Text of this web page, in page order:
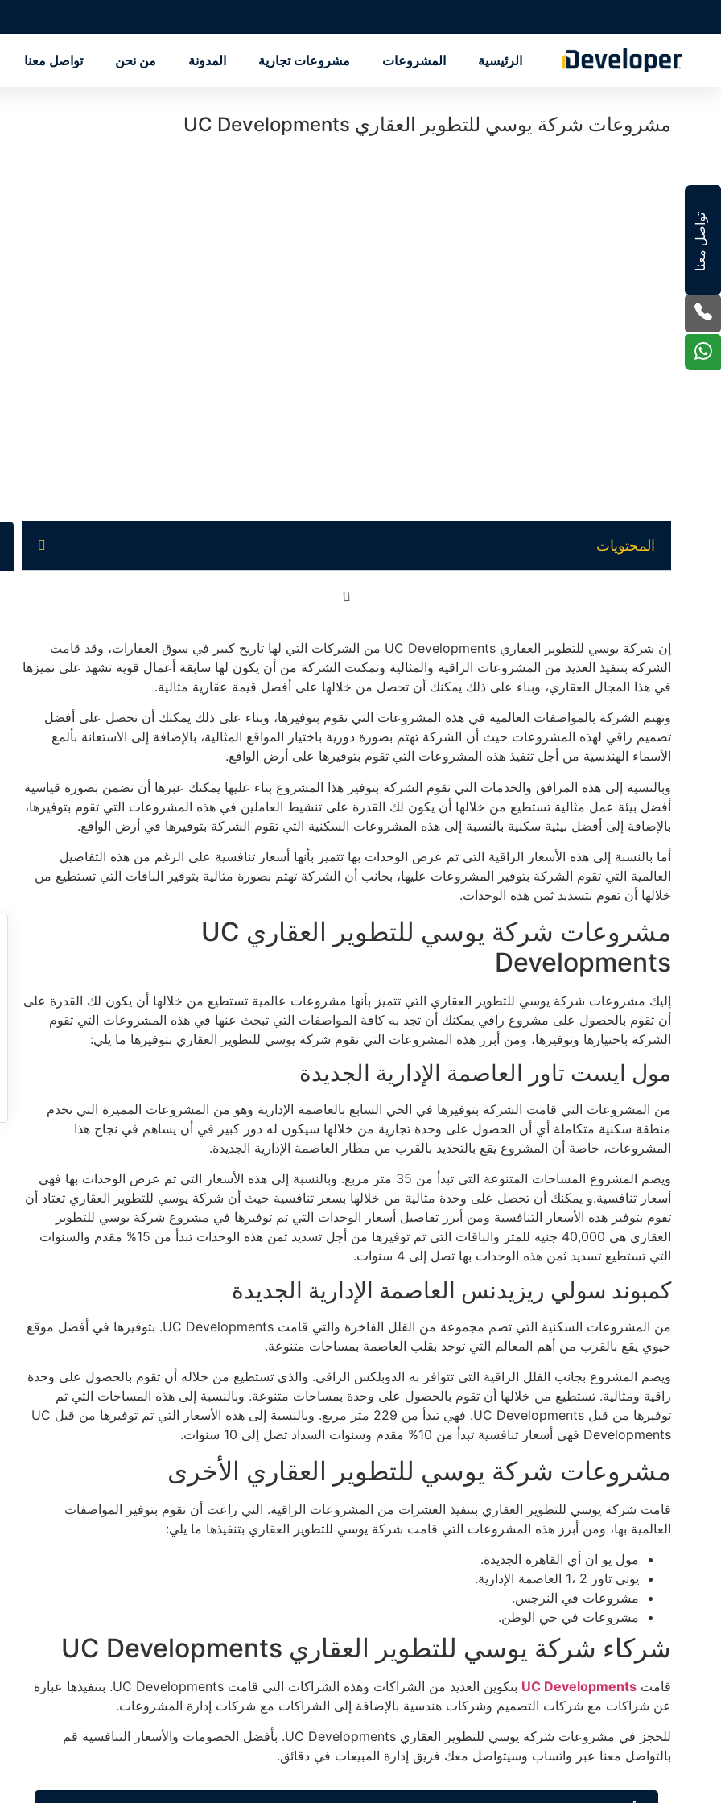
الرئيسية المشروعات مشروعات تجارية المدونة من نحن تواصل معنا
مشروعات شركة يوسي للتطوير العقاري UC Developments
تواصل معنا
المحتويات
إن شركة يوسي للتطوير العقاري UC Developments من الشركات التي لها تاريخ كبير في سوق العقارات، وقد قامت
الشركة بتنفيذ العديد من المشروعات الراقية والمثالية وتمكنت الشركة من أن يكون لها سابقة أعمال قوية تشهد على تميزها
في هذا المجال العقاري، وبناء على ذلك يمكنك أن تحصل من خلالها على أفضل قيمة عقارية مثالية.
وتهتم الشركة بالمواصفات العالمية في هذه المشروعات التي تقوم بتوفيرها، وبناء على ذلك يمكنك أن تحصل على أفضل
تصميم راقي لهذه المشروعات حيث أن الشركة تهتم بصورة دورية باختيار المواقع المثالية، بالإضافة إلى الاستعانة بألمع
الأسماء الهندسية من أجل تنفيذ هذه المشروعات التي تقوم بتوفيرها على أرض الواقع.
وبالنسبة إلى هذه المرافق والخدمات التي تقوم الشركة بتوفير هذا المشروع بناء عليها يمكنك عبرها أن تضمن بصورة قياسية
أفضل بيئة عمل مثالية تستطيع من خلالها أن يكون لك القدرة على تنشيط العاملين في هذه المشروعات التي تقوم بتوفيرها،
بالإضافة إلى أفضل بيئية سكنية بالنسبة إلى هذه المشروعات السكنية التي تقوم الشركة بتوفيرها في أرض الواقع.
أما بالنسبة إلى هذه الأسعار الراقية التي تم عرض الوحدات بها تتميز بأنها أسعار تنافسية على الرغم من هذه التفاصيل
العالمية التي تقوم الشركة بتوفير المشروعات عليها، بجانب أن الشركة تهتم بصورة مثالية بتوفير الباقات التي تستطيع من
خلالها أن تقوم بتسديد ثمن هذه الوحدات.
مشروعات شركة يوسي للتطوير العقاري UC
Developments
إليك مشروعات شركة يوسي للتطوير العقاري التي تتميز بأنها مشروعات عالمية تستطيع من خلالها أن يكون لك القدرة على
أن تقوم بالحصول على مشروع راقي يمكنك أن تجد به كافة المواصفات التي تبحث عنها في هذه المشروعات التي تقوم
الشركة باختيارها وتوفيرها، ومن أبرز هذه المشروعات التي تقوم شركة يوسي للتطوير العقاري بتوفيرها ما يلي:
مول ايست تاور العاصمة الإدارية الجديدة
من المشروعات التي قامت الشركة بتوفيرها في الحي السابع بالعاصمة الإدارية وهو من المشروعات المميزة التي تخدم
منطقة سكنية متكاملة أي أن الحصول على وحدة تجارية من خلالها سيكون له دور كبير في أن يساهم في نجاح هذا
المشروعات، خاصة أن المشروع يقع بالتحديد بالقرب من مطار العاصمة الإدارية الجديدة.
ويضم المشروع المساحات المتنوعة التي تبدأ من 35 متر مربع. وبالنسبة إلى هذه الأسعار التي تم عرض الوحدات بها فهي
أسعار تنافسية.و يمكنك أن تحصل على وحدة مثالية من خلالها بسعر تنافسية حيث أن شركة يوسي للتطوير العقاري تعتاد أن
تقوم بتوفير هذه الأسعار التنافسية ومن أبرز تفاصيل أسعار الوحدات التي تم توفيرها في مشروع شركة يوسي للتطوير
العقاري هي 40,000 جنيه للمتر والباقات التي تم توفيرها من أجل تسديد ثمن هذه الوحدات تبدأ من 15% مقدم والسنوات
التي تستطيع تسديد ثمن هذه الوحدات بها تصل إلى 4 سنوات.
كمبوند سولي ريزيدنس العاصمة الإدارية الجديدة
من المشروعات السكنية التي تضم مجموعة من الفلل الفاخرة والتي قامت UC Developments. بتوفيرها في أفضل موقع
حيوي يقع بالقرب من أهم المعالم التي توجد بقلب العاصمة بمساحات متنوعة.
ويضم المشروع بجانب الفلل الراقية التي تتوافر به الدوبلكس الراقي. والذي تستطيع من خلاله أن تقوم بالحصول على وحدة
راقية ومثالية. تستطيع من خلالها أن تقوم بالحصول على وحدة بمساحات متنوعة. وبالنسبة إلى هذه المساحات التي تم
توفيرها من قبل UC Developments. فهي تبدأ من 229 متر مربع. وبالنسبة إلى هذه الأسعار التي تم توفيرها من قبل UC
Developments فهي أسعار تنافسية تبدأ من 10% مقدم وسنوات السداد تصل إلى 10 سنوات.
مشروعات شركة يوسي للتطوير العقاري الأخرى
قامت شركة يوسي للتطوير العقاري بتنفيذ العشرات من المشروعات الراقية. التي راعت أن تقوم بتوفير المواصفات
العالمية بها، ومن أبرز هذه المشروعات التي قامت شركة يوسي للتطوير العقاري بتنفيذها ما يلي:
مول يو ان أي القاهرة الجديدة.
يوني تاور 2 ،1 العاصمة الإدارية.
مشروعات في النرجس.
مشروعات في حي الوطن.
شركاء شركة يوسي للتطوير العقاري UC Developments
قامت UC Developments
بتكوين العديد من الشراكات وهذه الشراكات التي قامت UC Developments. بتنفيذها عبارة
عن شراكات مع شركات التصميم وشركات هندسية بالإضافة إلى الشراكات مع شركات إدارة المشروعات.
للحجز في مشروعات شركة يوسي للتطوير العقاري UC Developments. بأفضل الخصومات والأسعار التنافسية قم
بالتواصل معنا عبر واتساب وسيتواصل معك فريق إدارة المبيعات في دقائق.